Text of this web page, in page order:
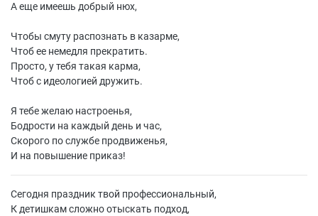
А еще имеешь добрый нюх,
Чтобы смуту распознать в казарме,
Чтоб ее немедля прекратить.
Просто, у тебя такая карма,
Чтоб с идеологией дружить.
Я тебе желаю настроенья,
Бодрости на каждый день и час,
Скорого по службе продвиженья,
И на повышение приказ!
Сегодня праздник твой профессиональный,
К детишкам сложно отыскать подход,